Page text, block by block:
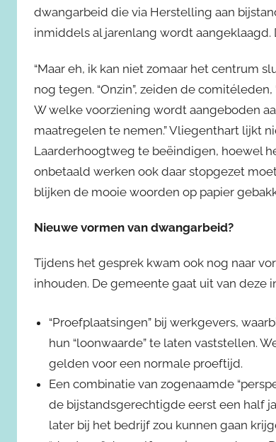
dwangarbeid die via Herstelling aan
inmiddels al jarenlang wordt
“Maar eh, ik kan niet zomaar het centrum
nog tegen. “Onzin”, zeiden de
W welke voorziening wordt aangeboden
maatregelen te nemen.” Vliegenthart lijkt
Laarderhoogtweg te beëindigen, hoewel
onbetaald werken ook daar stopgezet
blijken de mooie woorden op papier
Nieuwe vormen van dwangarbeid?
Tijdens het gesprek kwam ook nog naar
inhouden. De gemeente gaat uit van deze
“Proefplaatsingen” bij werkgevers,
hun “loonwaarde” te laten vaststellen.
gelden voor een normale proeftijd.
Een combinatie van zogenaamde
de bijstandsgerechtigde eerst een half
later bij het bedrijf zou kunnen gaan